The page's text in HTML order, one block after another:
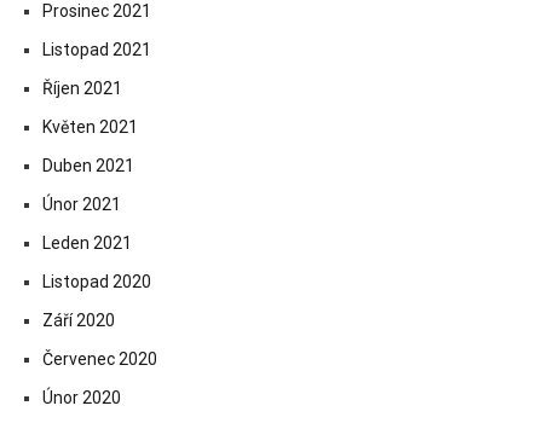
Prosinec 2021
Listopad 2021
Říjen 2021
Květen 2021
Duben 2021
Únor 2021
Leden 2021
Listopad 2020
Září 2020
Červenec 2020
Únor 2020